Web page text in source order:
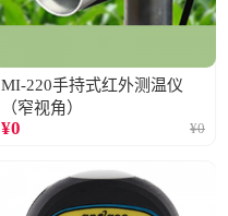
MI-220手持式红外测温仪
（窄视角）
¥0 ¥0